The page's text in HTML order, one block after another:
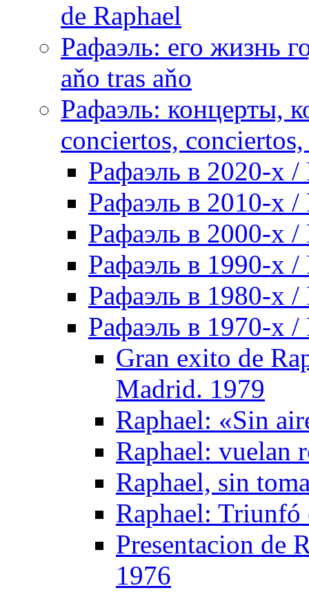
de Raphael
Рафаэль: его жизнь
aňo tras aňo
Рафаэль: концерты,
conciertos,
Рафаэль в 2020-х /
Рафаэль в 2010-х /
Рафаэль в 2000-х /
Рафаэль в 1990-х /
Рафаэль в 1980-х /
Рафаэль в 1970-х /
Gran exito de
Madrid. 1979
Raphael: «Sin
Raphael: vuelan
Raphael, sin
Raphael:
Presentacion de
1976